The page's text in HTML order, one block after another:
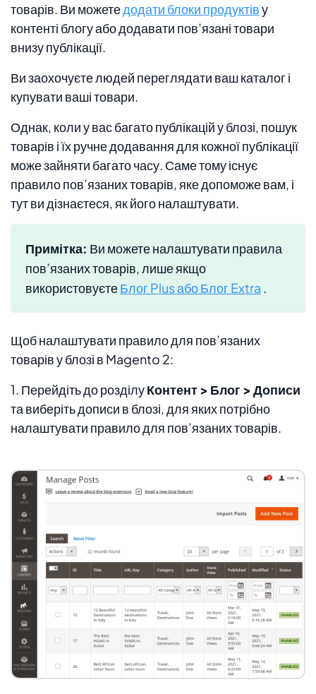
товарів. Ви можетедодати блоки продуктіву
контенті блогу або додавати пов’язані товари
внизу публікації.
Ви заохочуєте людей переглядати ваш каталог і
купувати ваші товари.
Однак, коли у вас багато публікацій у блозі, пошук
товарів і їх ручне додавання для кожної публікації
може зайняти багато часу. Саме тому існує
правило пов’язаних товарів, яке допоможе вам, і
тут ви дізнаєтеся, як його налаштувати.
Примітка: Ви можете налаштувати правила
пов’язаних товарів, лише якщо
використовуєтеБлог Plus або Блог Extra .
Щоб налаштувати правило для пов’язаних
товарів у блозі в Magento 2:
1. Перейдіть до розділуКонтент > Блог > Дописи
та виберіть дописи в блозі, для яких потрібно
налаштувати правило для пов’язаних товарів.